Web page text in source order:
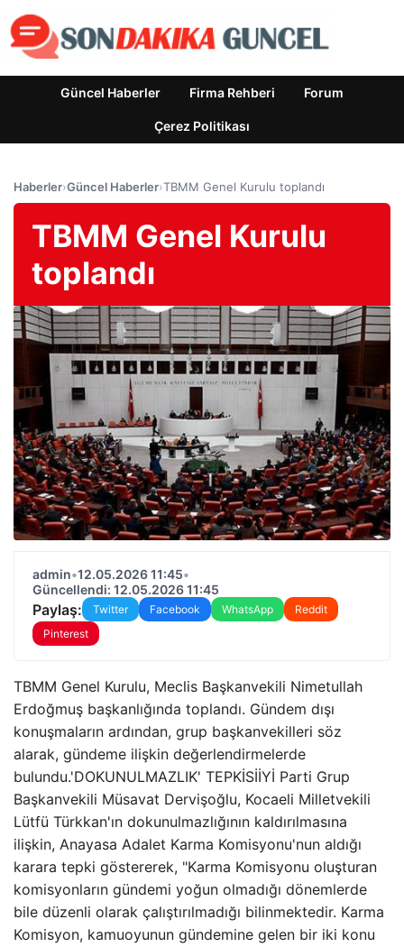
Güncel Haberler Firma Rehberi Forum
Çerez Politikası
Haberler›Güncel Haberler›TBMM Genel Kurulu toplandı
TBMM Genel Kurulu
toplandı
admin•12.05.2026 11:45•
Güncellendi: 12.05.2026 11:45
Paylaş: Twitter Facebook WhatsApp
Reddit
Pinterest
TBMM Genel Kurulu, Meclis Başkanvekili Nimetullah
Erdoğmuş başkanlığında toplandı. Gündem dışı
konuşmaların ardından, grup başkanvekilleri söz
alarak, gündeme ilişkin değerlendirmelerde
bulundu.'DOKUNULMAZLIK' TEPKİSİİYİ Parti Grup
Başkanvekili Müsavat Dervişoğlu, Kocaeli Milletvekili
Lütfü Türkkan'ın dokunulmazlığının kaldırılmasına
ilişkin, Anayasa Adalet Karma Komisyonu'nun aldığı
karara tepki göstererek, "Karma Komisyonu oluşturan
komisyonların gündemi yoğun olmadığı dönemlerde
bile düzenli olarak çalıştırılmadığı bilinmektedir. Karma
Komisyon, kamuoyunun gündemine gelen bir iki konu